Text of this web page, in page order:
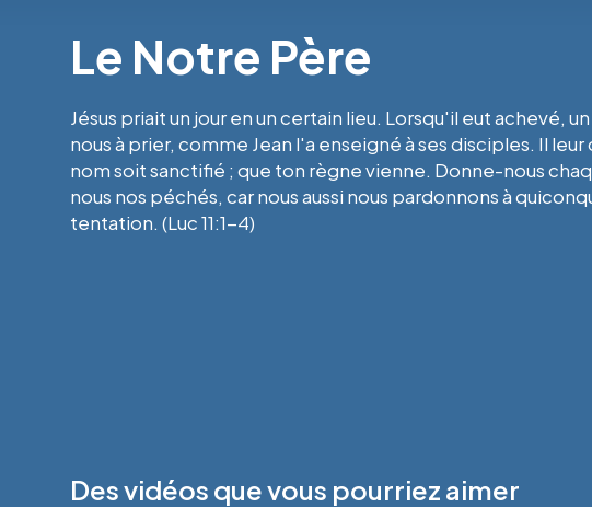
Le Notre Père
Jésus priait un jour en un certain lieu. Lorsqu'il eut achevé,
nous à prier, comme Jean l'a enseigné à ses disciples. Il
nom soit sanctifié ; que ton règne vienne. Donne-nous
nous nos péchés, car nous aussi nous pardonnons à
tentation. (Luc 11:1-4)
Des vidéos que vous pourriez aimer